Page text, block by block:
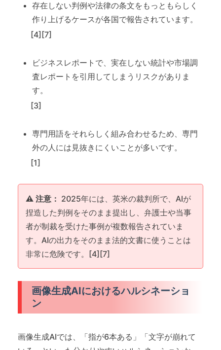
存在しない判例や法律の条文をもっともらしく
作り上げるケースが各国で報告されています。
[4][7]
ビジネスレポートで、実在しない統計や市場調
査レポートを引用してしまうリスクがありま
す。
[3]
専門用語をそれらしく組み合わせるため、専門
外の人には見抜きにくいことが多いです。
[1]
⚠️ 注意： 2025年には、英米の裁判所で、AIが
捏造した判例をそのまま提出し、弁護士や当事
者が制裁を受けた事例が複数報告されていま
す。AIの出力をそのまま法的文書に使うことは
非常に危険です。[4][7]
画像生成AIにおけるハルシネーショ
ン
画像生成AIでは、「指が6本ある」「文字が崩れて